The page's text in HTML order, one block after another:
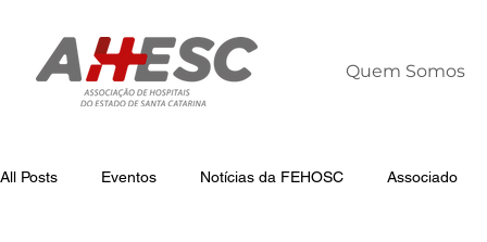
Quem Somos
All Posts Eventos Notícias da FEHOSC Associado